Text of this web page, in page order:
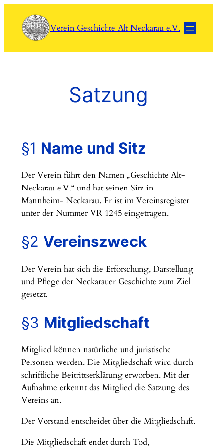
Inhalt
springen
Verein Geschichte Alt Neckarau e.V.
Satzung
§1 Name und Sitz
Der Verein führt den Namen „Geschichte Alt-
Neckarau e.V.“ und hat seinen Sitz in
Mannheim- Neckarau. Er ist im Vereinsregister
unter der Nummer VR 1245 eingetragen.
§2 Vereinszweck
Der Verein hat sich die Erforschung, Darstellung
und Pflege der Neckarauer Geschichte zum Ziel
gesetzt.
§3 Mitgliedschaft
Mitglied können natürliche und juristische
Personen werden. Die Mitgliedschaft wird durch
schriftliche Beitrittserklärung erworben. Mit der
Aufnahme erkennt das Mitglied die Satzung des
Vereins an.
Der Vorstand entscheidet über die Mitgliedschaft.
Die Mitgliedschaft endet durch Tod,